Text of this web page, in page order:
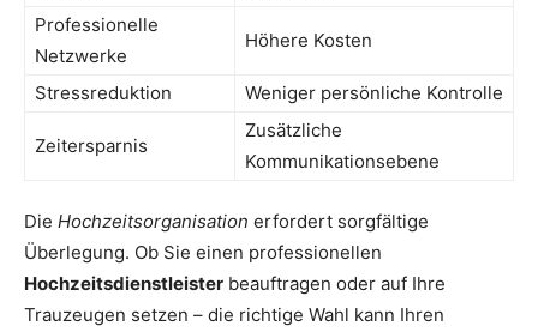
Professionelle
Netzwerke
Höhere Kosten
Stressreduktion Weniger persönliche Kontrolle
Zeitersparnis
Zusätzliche
Kommunikationsebene
Die Hochzeitsorganisation erfordert sorgfältige
Überlegung. Ob Sie einen professionellen
Hochzeitsdienstleister beauftragen oder auf Ihre
Trauzeugen setzen – die richtige Wahl kann Ihren